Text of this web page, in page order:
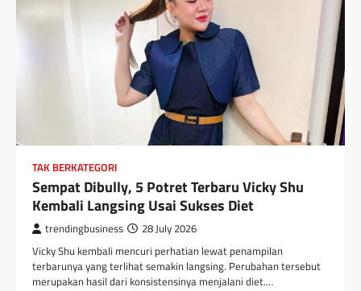
TAK BERKATEGORI
Sempat Dibully, 5 Potret Terbaru Vicky Shu
Kembali Langsing Usai Sukses Diet
trendingbusiness 28 July 2026
Vicky Shu kembali mencuri perhatian lewat penampilan
terbarunya yang terlihat semakin langsing. Perubahan tersebut
merupakan hasil dari konsistensinya menjalani diet.…